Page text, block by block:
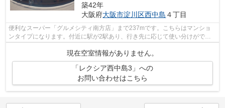
築42年
大阪府大阪市淀川区西中島 ４丁目
便利なスーパー「グルメシティ南方店」まで237mです。こちらはマンショ
ンタイプになります。付近に駅が2駅あり、行き先に応じて使い分けができ
ます。こちらの物件はエレベーター付きで...
現在空室情報がありません。
「レクシア西中島3」への
お問い合わせはこちら